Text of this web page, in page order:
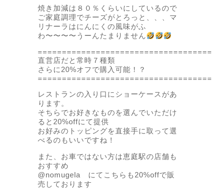
焼き加減は８０％くらいにしているので
ご家庭調理でチーズがとろっと、、、マ
リナーラはにんにくの風味がふ
わ〜〜〜〜うーんたまりません
====================================
直営店だと常時７種類
さらに20%オフで購入可能！？
====================================
レストランの入り口にショーケースがあ
ります。
そちらでお好きなものを選んでいただけ
ると20%offにて提供
お好みのトッピングを直接手に取って選
べるのもいいですね！
また、お車ではない方は恵庭駅の店舗も
おすすめ
@nomugela にてこちらも20%offで販
売しております